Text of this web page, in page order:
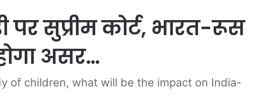
पर सुप्रीम कोर्ट, भारत-रूस
असर…
of children, what will be the impact on India-